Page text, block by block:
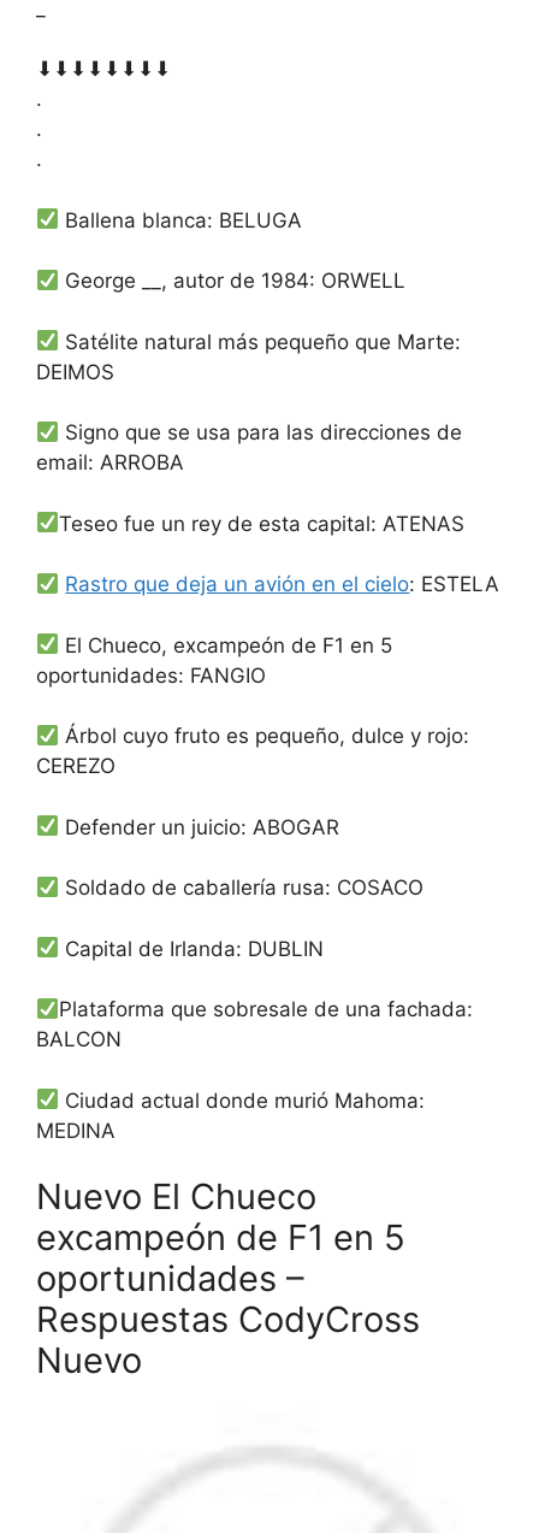
⬇⬇⬇⬇⬇⬇⬇⬇
.
.
.
Ballena blanca: BELUGA
George __, autor de 1984: ORWELL
Satélite natural más pequeño que Marte:
DEIMOS
Signo que se usa para las direcciones de
email: ARROBA
Teseo fue un rey de esta capital: ATENAS
Rastro que deja un avión en el cielo: ESTELA
El Chueco, excampeón de F1 en 5
oportunidades: FANGIO
Árbol cuyo fruto es pequeño, dulce y rojo:
CEREZO
Defender un juicio: ABOGAR
Soldado de caballería rusa: COSACO
Capital de Irlanda: DUBLIN
Plataforma que sobresale de una fachada:
BALCON
Ciudad actual donde murió Mahoma:
MEDINA
Nuevo El Chueco
excampeón de F1 en 5
oportunidades –
Respuestas CodyCross
Nuevo